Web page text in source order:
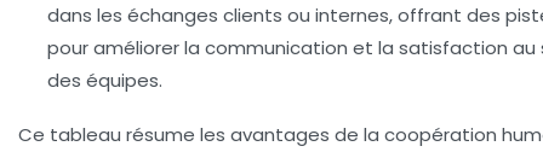
dans les échanges clients ou internes, offrant des
pour améliorer la communication et la satisfaction au
des équipes.
Ce tableau résume les avantages de la coopération